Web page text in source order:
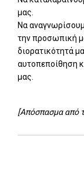
μας.
Να
την προσωπική
διορατικότητά
αυτοπεποίθηση
μας.
[Απόσπασμα από